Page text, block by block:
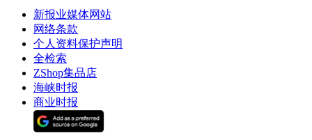
新报业媒体网站
网络条款
个人资料保护声明
全检索
ZShop集品店
海峡时报
商业时报